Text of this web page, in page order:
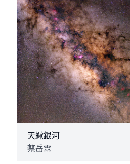
天蠍銀河
蔡岳霖